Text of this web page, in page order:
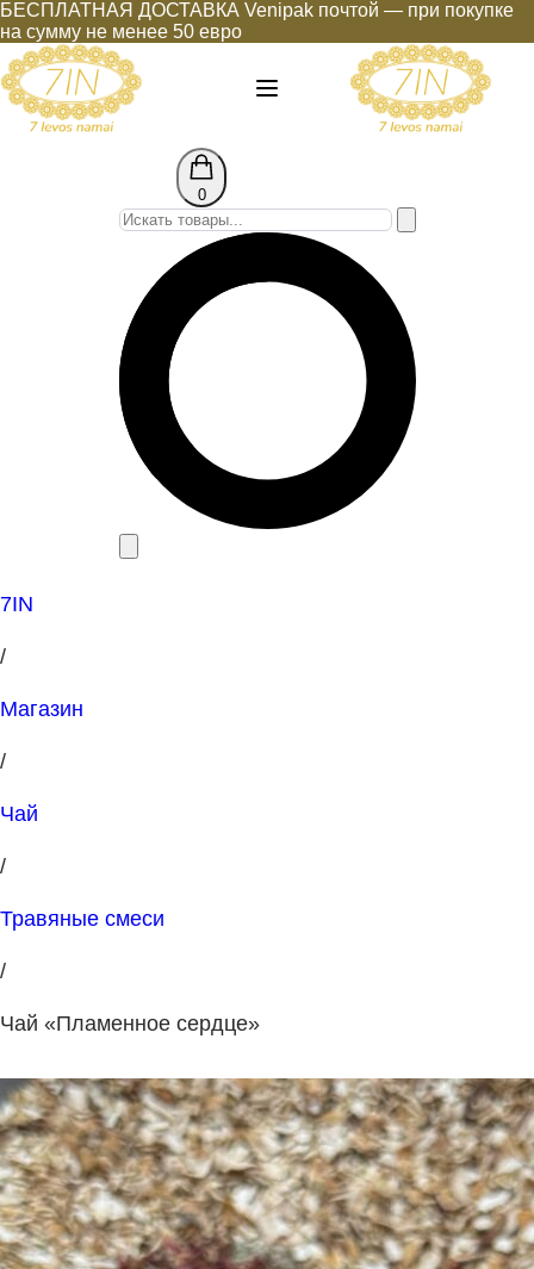
БЕСПЛАТНАЯ ДОСТАВКА Venipak почтой — при покупке
на сумму не менее 50 евро
0
7IN
/
Магазин
/
Чай
/
Травяные смеси
/
Чай «Пламенное сердце»